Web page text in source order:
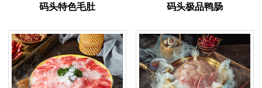
码头特色毛肚 码头极品鸭肠